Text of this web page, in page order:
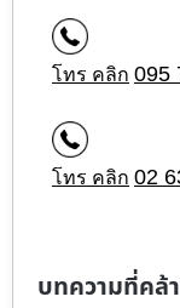
โทร คลิก 095
โทร คลิก 02
บทความที่คล้